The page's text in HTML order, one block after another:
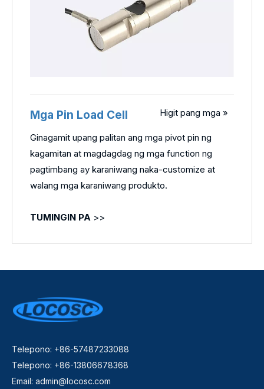
Mga Pin Load Cell Higit pang mga »
Ginagamit upang palitan ang mga pivot pin ng
kagamitan at magdagdag ng mga function ng
pagtimbang ay karaniwang naka-customize at
walang mga karaniwang produkto.
TUMINGIN PA >>
Telepono: +86-57487233088
Telepono: +86-13806678368
Email: admin@locosc.com